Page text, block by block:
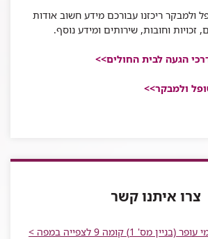
ולמבקר ריכזנו עבורכם מידע חשוב אודות
זכויות וחובות, שירותים ומידע נוסף.
הגעה לבית החולים>>
ולמבקר>>
צרו איתנו קשר
מס' 1) קומה 9 לצפייה במפה >